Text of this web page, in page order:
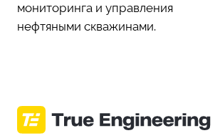
мониторинга и управления
нефтяными скважинами.